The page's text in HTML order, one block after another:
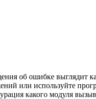
об ошибке выглядит
или используйте
какого модуля